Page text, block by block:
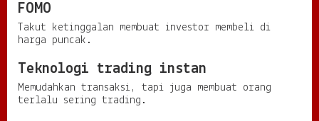
FOMO
Takut ketinggalan membuat investor membeli di
harga puncak.
Teknologi trading instan
Memudahkan transaksi, tapi juga membuat orang
terlalu sering trading.